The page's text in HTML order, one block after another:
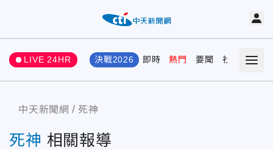
LIVE 24HR 決戰2026 即時 熱門 要聞 社會 娛樂
中天新聞網 死神
死神 相關報導